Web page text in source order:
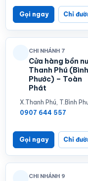
Gọi ngay Chỉ
CHI NHÁNH 7
Cửa hàng bồn
Thanh Phú (Bình
Phước) – Toàn
Phát
X.Thanh Phú, T.Bình
0907 644 557
Gọi ngay Chỉ
CHI NHÁNH 9